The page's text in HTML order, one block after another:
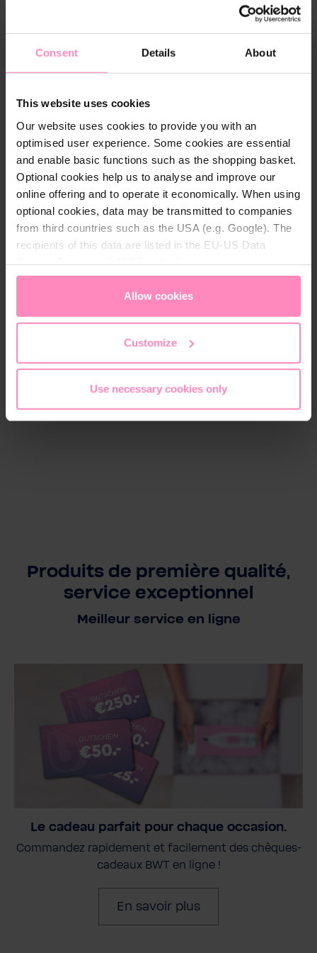
Consent Details About
This website uses cookies
Our website uses cookies to provide you with an
optimised user experience. Some cookies are essential
and enable basic functions such as the shopping basket.
Optional cookies help us to analyse and improve our
online offering and to operate it economically. When using
optional cookies, data may be transmitted to companies
from third countries such as the USA (e.g. Google). The
recipients of this data are listed in the EU-US Data
appropriate level of data protection. You canaccept all
only allow necessary cookies
access and change your chosen setting at any time in
Allow cookies
Customize
Use necessary cookies only
t
é
Description
Avec notre polo BWT Pink Fashion de haute qualité,
discrète du logo BWT sur la poitrine et l'impression
tonale du logo BWT dans le dos en bas vous
permettent de vous démarquer. Le col et les
manches en tissu ripstop et les boutons sont
également décorés du logo BWT.
Matériau: 100 % coton
Enfants
Produits de première qualité,
service exceptionnel
Meilleur service en ligne
Le cadeau parfait pour chaque occasion.
Commandez rapidement et facilement des chèques-
cadeaux BWT en ligne !
En savoir plus